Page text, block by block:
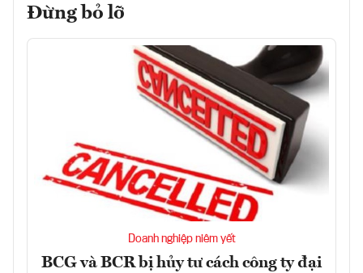
Đừng bỏ lỡ
Doanh nghiệp niêm yết
BCG và BCR bị hủy tư cách công ty đại